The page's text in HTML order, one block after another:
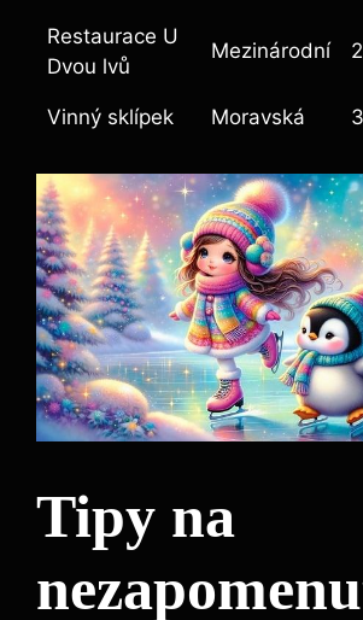
Restaurace U
Dvou lvů
Mezinárodní 2
Vinný sklípek Moravská 3
Tipy na